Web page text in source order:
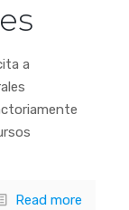
a
Read more